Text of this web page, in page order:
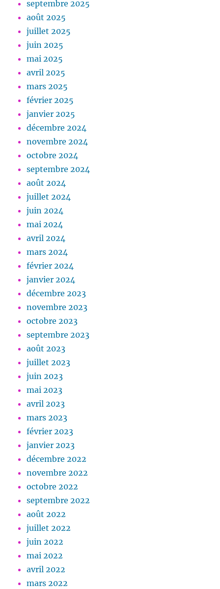
septembre 2025
août 2025
juillet 2025
juin 2025
mai 2025
avril 2025
mars 2025
février 2025
janvier 2025
décembre 2024
novembre 2024
octobre 2024
septembre 2024
août 2024
juillet 2024
juin 2024
mai 2024
avril 2024
mars 2024
février 2024
janvier 2024
décembre 2023
novembre 2023
octobre 2023
septembre 2023
août 2023
juillet 2023
juin 2023
mai 2023
avril 2023
mars 2023
février 2023
janvier 2023
décembre 2022
novembre 2022
octobre 2022
septembre 2022
août 2022
juillet 2022
juin 2022
mai 2022
avril 2022
mars 2022